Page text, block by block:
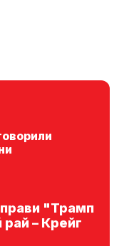
"Трамп
рай – Крейг